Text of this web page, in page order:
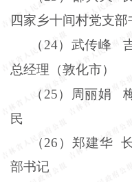
四家乡十间村党支部
（24）武传峰
总经理（敦化市）
（ 25）周丽娟
民
（26 ）郑建华
部书记